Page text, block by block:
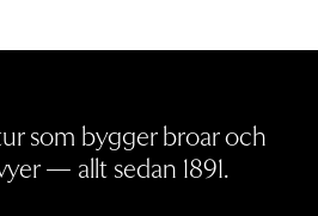
som bygger broar och
— allt sedan 1891.